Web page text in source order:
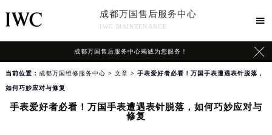
成都万国售后服务中心
IWC MAINTENANCE

成都万国售后服务中心竭诚为您服务！ 
当前位置： 成都万国维修服务中心 > 文章 > 手表爱好者必看！万国手表遭遇表针脱落，
如何巧妙应对与修复
手表爱好者必看！万国手表遭遇表针脱落，如何巧妙应对与
修复